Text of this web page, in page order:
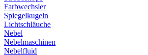
Farbwechsler
Spiegelkugeln
Lichtschläuche
Nebel
Nebelmaschinen
Nebelfluid